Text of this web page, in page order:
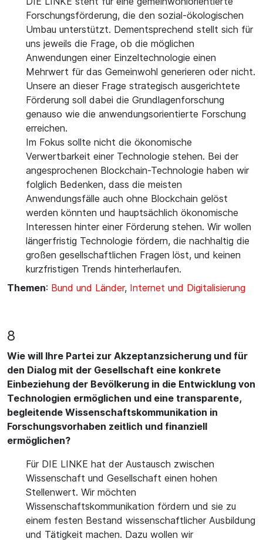
Forschungsförderung, die den sozial-ökologischen
Umbau unterstützt. Dementsprechend stellt sich für
uns jeweils die Frage, ob die möglichen
Anwendungen einer Einzeltechnologie einen
Mehrwert für das Gemeinwohl generieren oder nicht.
Unsere an dieser Frage strategisch ausgerichtete
Förderung soll dabei die Grundlagenforschung
genauso wie die anwendungsorientierte Forschung
erreichen.
Im Fokus sollte nicht die ökonomische
Verwertbarkeit einer Technologie stehen. Bei der
angesprochenen Blockchain-Technologie haben wir
folglich Bedenken, dass die meisten
Anwendungsfälle auch ohne Blockchain gelöst
werden könnten und hauptsächlich ökonomische
Interessen hinter einer Förderung stehen. Wir wollen
längerfristig Technologie fördern, die nachhaltig die
großen gesellschaftlichen Fragen löst, und keinen
kurzfristigen Trends hinterherlaufen.
Themen: Bund und Länder, Internet und Digitalisierung
8
Wie will Ihre Partei zur Akzeptanzsicherung und für
den Dialog mit der Gesellschaft eine konkrete
Einbeziehung der Bevölkerung in die Entwicklung von
Technologien ermöglichen und eine transparente,
begleitende Wissenschaftskommunikation in
Forschungsvorhaben zeitlich und finanziell
ermöglichen?
Für DIE LINKE hat der Austausch zwischen
Wissenschaft und Gesellschaft einen hohen
Stellenwert. Wir möchten
Wissenschaftskommunikation fördern und sie zu
einem festen Bestand wissenschaftlicher Ausbildung
und Tätigkeit machen. Dazu wollen wir